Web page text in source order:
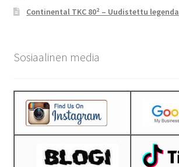
Continental TKC 80² – Uudistettu legenda
Sosiaalinen media